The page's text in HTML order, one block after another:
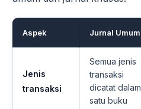
Aspek Jurnal Umum
Jenis
transaksi
Semua jenis
transaksi
dicatat dalam
satu buku